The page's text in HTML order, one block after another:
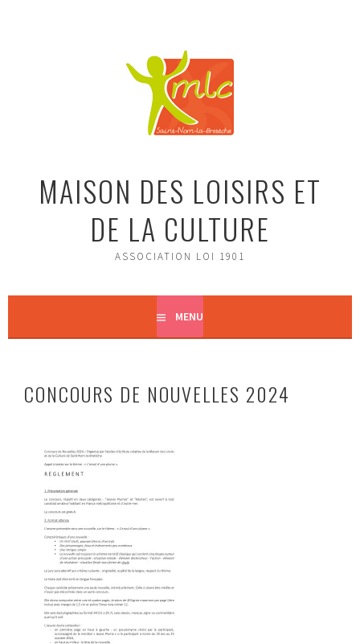
MAISON DES LOISIRS ET
DE LA CULTURE
ASSOCIATION LOI 1901
MENU
CONCOURS DE NOUVELLES 2024